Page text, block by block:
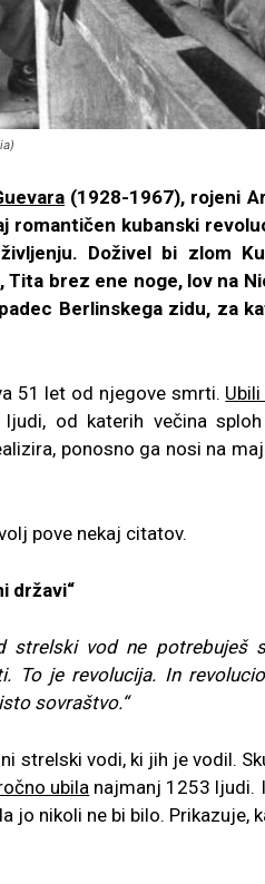
(1928-1967), rojeni
romantičen kubanski
Doživel bi zlom
Tita brez ene noge, lov na
Berlinskega zidu, za
51 let od njegove smrti.
od katerih večina
ponosno ga nosi na
pove nekaj citatov.
državi“
strelski vod ne potrebuješ
To je revolucija. In
sovraštvo.“
strelski vodi, ki jih je vodil.
ubila najmanj 1253 ljudi.
jo nikoli ne bi bilo. Prikazuje,